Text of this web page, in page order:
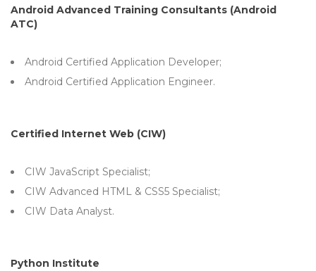
Android Advanced Training Consultants (Android
ATC)
Android Certified Application Developer;
Android Certified Application Engineer.
Certified Internet Web (CIW)
CIW JavaScript Specialist;
CIW Advanced HTML & CSS5 Specialist;
CIW Data Analyst.
Python Institute